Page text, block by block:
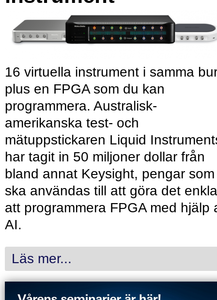
16 virtuella instrument i samma
plus en FPGA som du kan
programmera. Australisk-
amerikanska test- och
mätuppstickaren Liquid
har tagit in 50 miljoner dollar från
bland annat Keysight, pengar som
ska användas till att göra det
att programmera FPGA med hjälp
AI.
Läs mer...